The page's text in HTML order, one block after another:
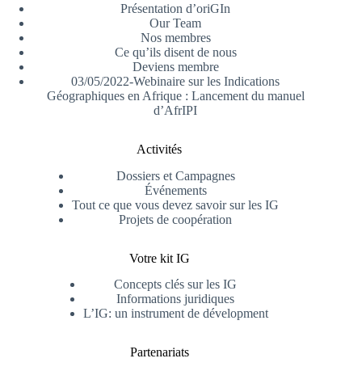
Présentation d’oriGIn
Our Team
Nos membres
Ce qu’ils disent de nous
Deviens membre
03/05/2022-Webinaire sur les Indications
Géographiques en Afrique : Lancement du manuel
d’AfrIPI
Activités
Dossiers et Campagnes
Événements
Tout ce que vous devez savoir sur les IG
Projets de coopération
Votre kit IG
Concepts clés sur les IG
Informations juridiques
L’IG: un instrument de dévelopment
Partenariats